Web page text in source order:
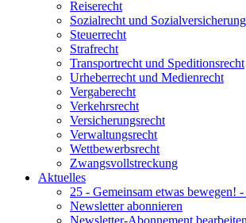
Reiserecht
Sozialrecht und
Steuerrecht
Strafrecht
Transportrecht und Speditionsrecht
Urheberrecht und Medienrecht
Vergaberecht
Verkehrsrecht
Versicherungsrecht
Verwaltungsrecht
Wettbewerbsrecht
Zwangsvollstreckung
Aktuelles
25 - Gemeinsam etwas bewegen!
Newsletter abonnieren
Newsletter-Abonnement bearbeiten